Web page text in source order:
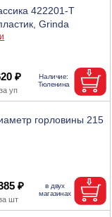
422201-Т
Grinda
₽
горловины 215
₽